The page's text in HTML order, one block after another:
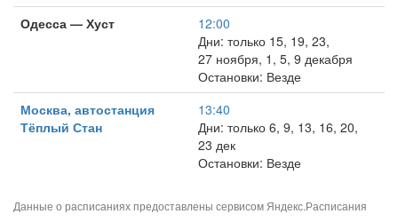
Одесса — Хуст
12:00
Дни: только 15, 19, 23,
27 ноября, 1, 5, 9 декабря
Остановки: Везде
Москва, автостанция
Тёплый Стан
13:40
Дни: только 6, 9, 13, 16, 20,
23 дек
Остановки: Везде
Данные о расписаниях предоставлены сервисом Яндекс.Расписания